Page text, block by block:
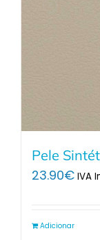
Pele
23.90€ IVA
Adicionar